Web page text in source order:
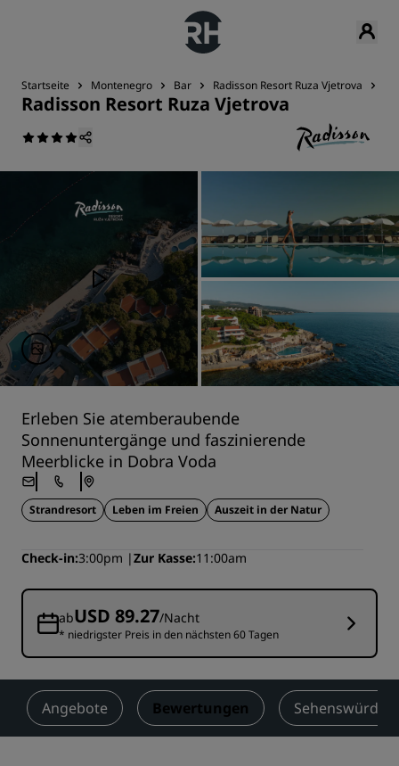
Startseite Montenegro Bar Radisson Resort Ruza Vjetrova
Radisson Resort Ruza Vjetrova
Erleben Sie atemberaubende
Sonnenuntergänge und faszinierende
Meerblicke in Dobra Voda
Strandresort Leben im Freien Auszeit in der Natur
Check-in 3:00pm Zur Kasse 11:00am
abUSD 89.27/Nacht
* niedrigster Preis in den nächsten 60 Tagen
Angebote Bewertungen